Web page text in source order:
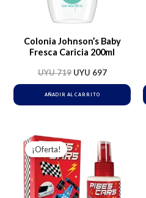
Colonia Johnson’s Baby
Fresca Caricia 200ml
UYU719 UYU 697
AÑADIR AL CARRITO
¡Oferta!
precio
original
era:
UYU 440.
precio
actual
es:
UYU 427.